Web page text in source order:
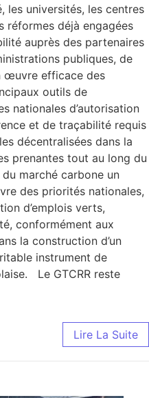
les universités, les centres
réformes déjà engagées
auprès des partenaires
publiques, de
œuvre efficace des
outils de
nationales d’autorisation
et de traçabilité requis
décentralisées dans la
prenantes tout au long du
marché carbone un
des priorités nationales,
d’emplois verts,
conformément aux
la construction d’un
instrument de
Le GTCRR reste
Lire La Suite